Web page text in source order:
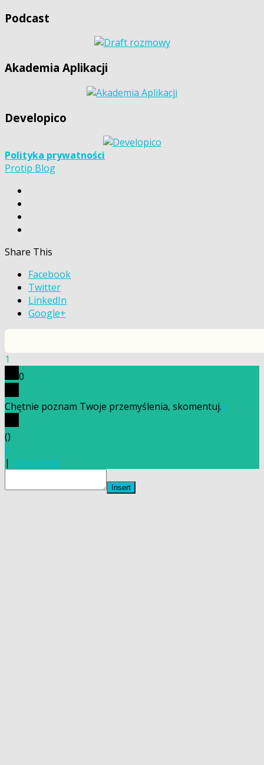
Podcast
Akademia Aplikacji
Developico
Polityka prywatności
Protip Blog
Share This
Facebook
Twitter
LinkedIn
Google+
1
0
Chętnie poznam Twoje przemyślenia, skomentuj.x
()
x
| Odpowiedz
Insert